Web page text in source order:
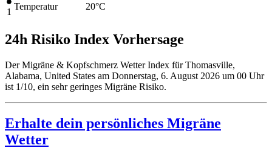
1
Temperatur 20°C
24h Risiko Index Vorhersage
Der Migräne & Kopfschmerz Wetter Index für Thomasville,
Alabama, United States am Donnerstag, 6. August 2026 um 00 Uhr
ist 1/10, ein sehr geringes Migräne Risiko.
Erhalte dein persönliches Migräne
Wetter